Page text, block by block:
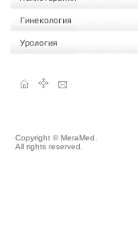
Copyright © MeraMed.
All rights reserved.